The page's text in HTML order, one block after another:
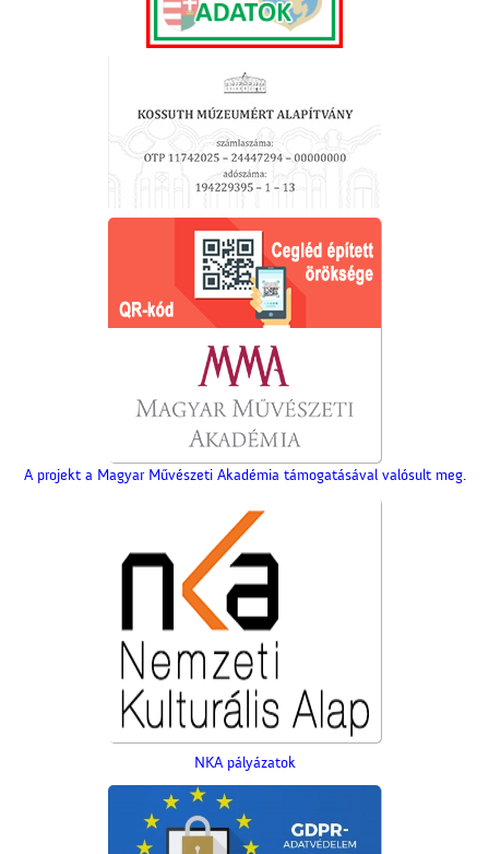
A projekt a Magyar Művészeti Akadémia támogatásával valósult meg.
NKA pályázatok
Cegléd a magasból